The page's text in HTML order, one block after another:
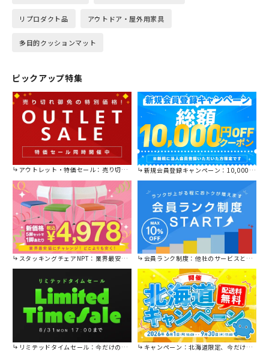
リプロダクト品 アウトドア・屋外用家具
多目的クッションマット
ピックアップ特集
アウトレット・特価セール：売り切れ御免の特別価格！ 新規会員登録キャンペーン：10,000円OFFクーポン進呈中！
スタッキングチェアNPT：業界最安値に挑戦！ 会員ランク制度：他社のサービスと比較してください。
リミテッドタイムセール：今だけの限定セール。 キャンペーン：北海道限定、今だけ送料無料！